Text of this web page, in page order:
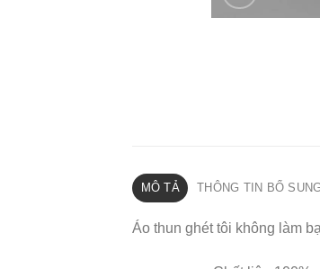
MÔ TẢ THÔNG TIN BỔ SUNG
Áo thun ghét tôi không làm